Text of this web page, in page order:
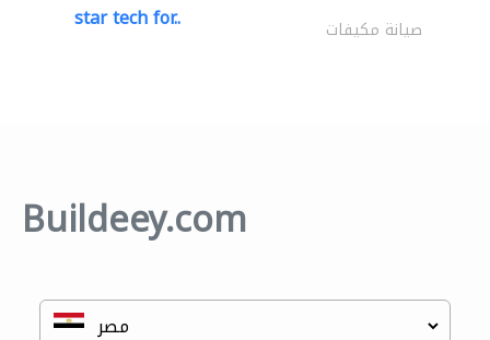
star tech for.. صيانة مكيفات
Buildeey.com